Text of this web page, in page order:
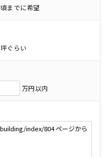
頃までに希望
坪ぐらい
万円以内